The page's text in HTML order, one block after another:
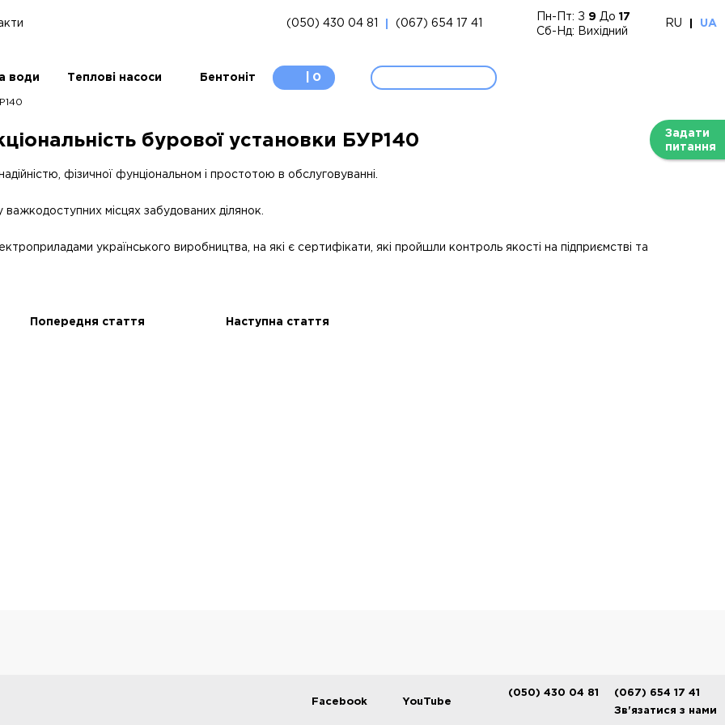
Задати
питання
(050) 430 04 81 (067) 654 17 41
Пн-Пт: З 9 До 17
Сб-Нд: Вихідний
RU UA
води Теплові насоси Бентоніт 0
бурової установки БУР140
фізичної фунціональном і простотою в обслуговуванні.
місцях забудованих ділянок.
українського виробництва, на які є сертифікати, які пройшли контроль якості на підприємстві та
Попередня стаття Наступна стаття
Facebook YouTube
(050) 430 04 81
(067) 654 17 41
Зв'язатися з нами